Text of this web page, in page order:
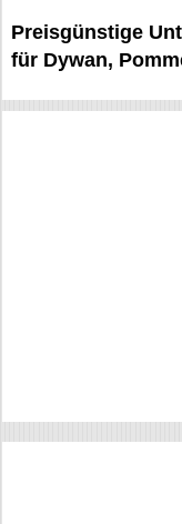
Preisgünstige
für Dywan,